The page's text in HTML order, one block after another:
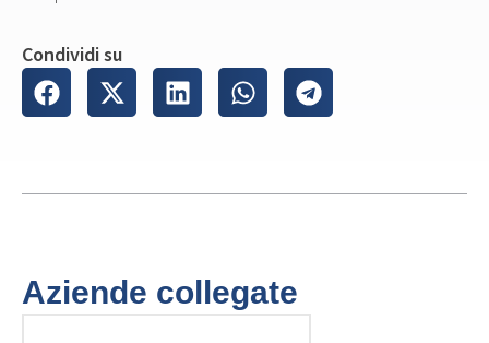
Condividi su
Aziende collegate